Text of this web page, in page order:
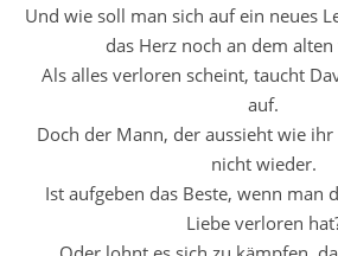
Und wie soll man sich auf ein neues
das Herz noch an dem alten
Als alles verloren scheint, taucht
auf.
Doch der Mann, der aussieht wie
nicht wieder.
Ist aufgeben das Beste, wenn man
Liebe verloren